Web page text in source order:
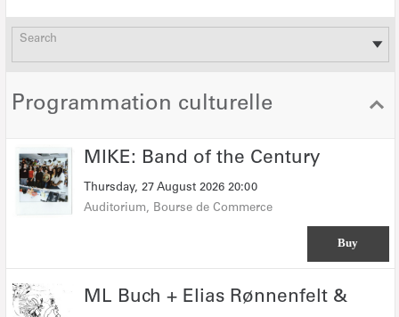
Bourse
Pinault
Search
Programmation culturelle
MIKE:
Band
of
MIKE: Band of the Century
Thursday, 27 August 2026 20:00
Auditorium
Bourse de Commerce
Buy
ML
Buch
ML Buch + Elias Rønnenfelt &